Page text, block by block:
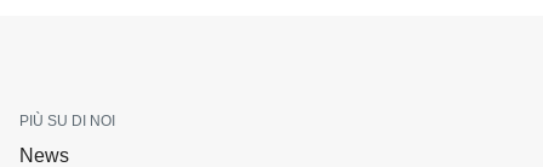
PIÙ SU DI NOI
News